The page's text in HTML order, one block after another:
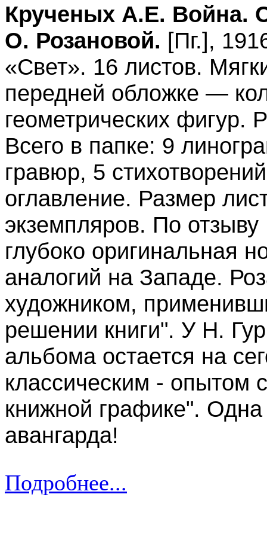
Крученых А.Е. Война.
О. Розановой. [Пг.],
«Свет». 16 листов.
передней обложке —
геометрических фигур.
Всего в папке: 9
гравюр, 5
оглавление. Размер
экземпляров. По
глубоко оригинальная
аналогий на Западе.
художником,
решении книги". У Н.
альбома остается на
классическим - опытом
книжной графике". Одна
авангарда!
Подробнее...